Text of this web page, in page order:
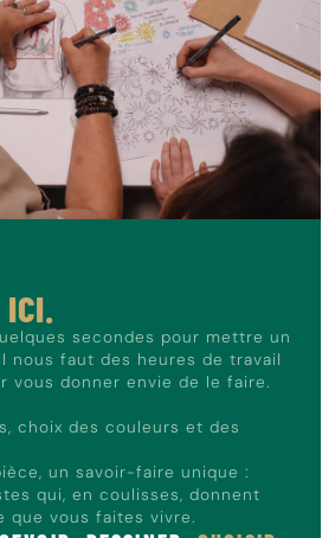
100787011878 et marron
54% de laine et 41% de polyester
vert 100787016105 : 50% laine, 44%
le coloris gris 18817 : 54% de laine
recyclé
: veste de costume 1007866,
1007867
pantalon de costume assorti, une
cravate.
1m86 et porte du L.
ICI.
secondes pour mettre un
nous faut des heures de travail
vous donner envie de le faire.
choix des couleurs et des
un savoir-faire unique :
qui, en coulisses, donnent
que vous faites vivre.